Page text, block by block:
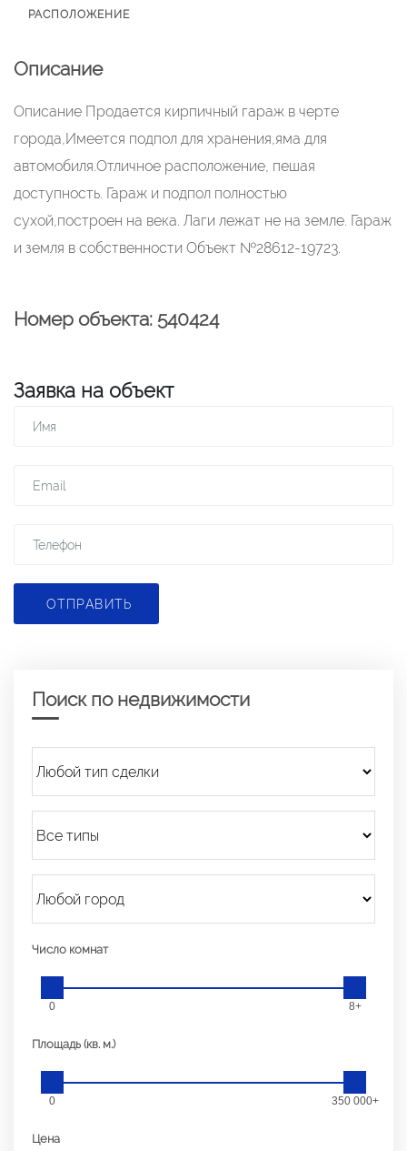
РАСПОЛОЖЕНИЕ
Описание
Описание Продается кирпичный гараж в черте
города,Имеется подпол для хранения,яма для
автомобиля.Отличное расположение, пешая
доступность. Гараж и подпол полностью
сухой,построен на века. Лаги лежат не на земле. Гараж
и земля в собственности Объект №28612-19723.
Номер объекта: 540424
Заявка на объект
ОТПРАВИТЬ
Поиск по недвижимости
Число комнат
0 8+
Площадь (кв. м.)
0 350 000+
Цена